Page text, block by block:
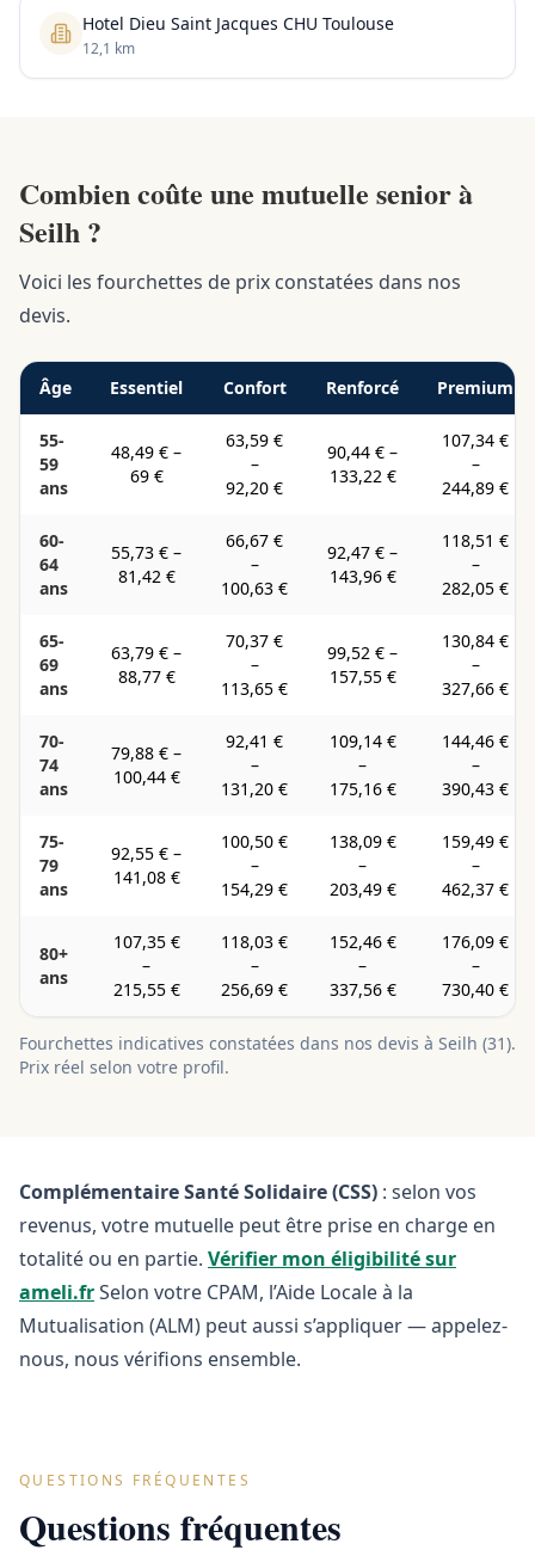
Hotel Dieu Saint Jacques CHU Toulouse
12,1 km
Combien coûte une mutuelle senior à
Seilh ?
Voici les fourchettes de prix constatées dans nos
devis.
Âge Essentiel Confort Renforcé Premium
55-
59
ans
48,49 € –
69 €
63,59 €
–
92,20 €
90,44 € –
133,22 €
107,34 €
–
244,89 €
60-
64
ans
55,73 € –
81,42 €
66,67 €
–
100,63 €
92,47 € –
143,96 €
118,51 €
–
282,05 €
65-
69
ans
63,79 € –
88,77 €
70,37 €
–
113,65 €
99,52 € –
157,55 €
130,84 €
–
327,66 €
70-
74
ans
79,88 € –
100,44 €
92,41 €
–
131,20 €
109,14 €
–
175,16 €
144,46 €
–
390,43 €
75-
79
ans
92,55 € –
141,08 €
100,50 €
–
154,29 €
138,09 €
–
203,49 €
159,49 €
–
462,37 €
80+
ans
107,35 €
–
215,55 €
118,03 €
–
256,69 €
152,46 €
–
337,56 €
176,09 €
–
730,40 €
Fourchettes indicatives constatées dans nos devis à Seilh (31).
Prix réel selon votre profil.
Complémentaire Santé Solidaire (CSS) : selon vos
revenus, votre mutuelle peut être prise en charge en
totalité ou en partie. Vérifier mon éligibilité sur
ameli.frSelon votre CPAM, l’Aide Locale à la
Mutualisation (ALM) peut aussi s’appliquer — appelez-
nous, nous vérifions ensemble.
QUESTIONS FRÉQUENTES
Questions fréquentes